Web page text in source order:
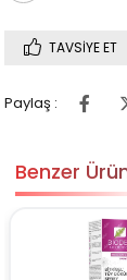
TAVSIYE ET
Paylaş :
Benzer